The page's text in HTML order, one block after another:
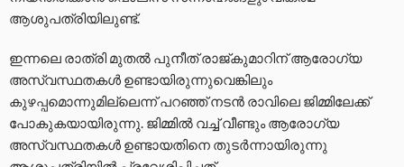
ആശുപത്രിയിലുണ്ട്.
ഇന്നലെ രാത്രി മുതല്‍ പുനീത് രാജ്കുമാറിന് ആരോഗ്യ
അസ്വസ്ഥതകള്‍ ഉണ്ടായിരുന്നുവെങ്കിലും
കുഴപ്പമൊന്നുമില്ലെന്ന് പറഞ്ഞ് നടന്‍ രാവിലെ ജിമ്മിലേക്ക്
പോകുകയായിരുന്നു. ജിമ്മില്‍ വച്ച് വീണ്ടും ആരോഗ്യ
അസ്വസ്ഥതകള്‍ ഉണ്ടായതിനെ തുടർന്നായിരുന്നു